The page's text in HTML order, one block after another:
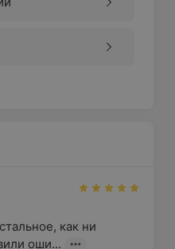
как ни
оши...